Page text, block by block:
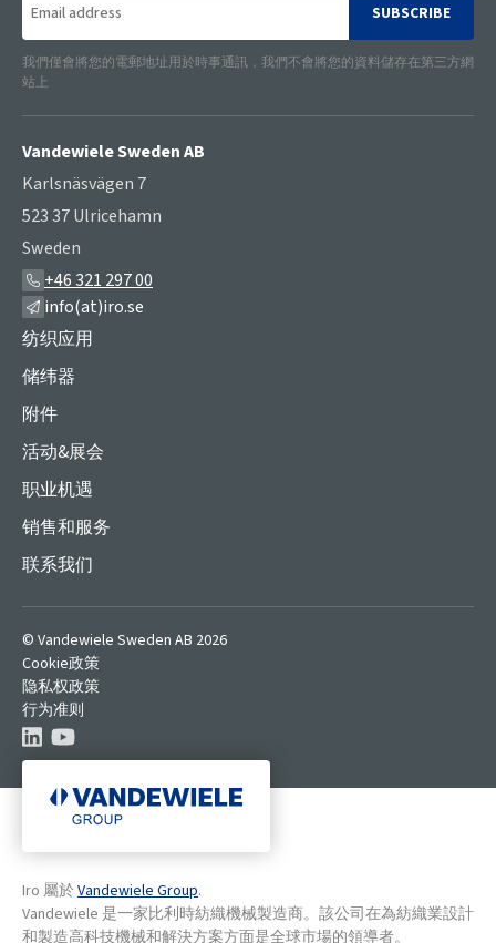
SUBSCRIBE
我們僅會將您的電郵地址用於時事通訊，我們不會將您的資料儲存在第三方網
站上
Vandewiele Sweden AB
Karlsnäsvägen 7
523 37 Ulricehamn
Sweden
+46 321 297 00
info(at)iro.se
纺织应用
储纬器
附件
活动&展会
职业机遇
销售和服务
联系我们
© Vandewiele Sweden AB 2026
Cookie政策
隐私权政策
行为准则
Iro 屬於Vandewiele Group.
Vandewiele 是一家比利時紡織機械製造商。該公司在為紡織業設計
和製造高科技機械和解決方案方面是全球市場的領導者。